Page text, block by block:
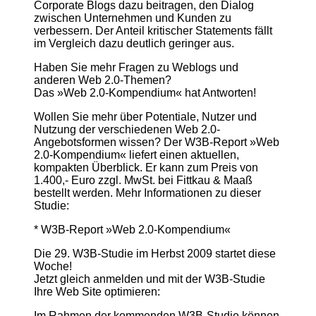
Corporate Blogs dazu beitragen, den Dialog
zwischen Unternehmen und Kunden zu
verbessern. Der Anteil kritischer Statements fällt
im Vergleich dazu deutlich geringer aus.
Haben Sie mehr Fragen zu Weblogs und
anderen Web 2.0-Themen?
Das »Web 2.0-Kompendium« hat Antworten!
Wollen Sie mehr über Potentiale, Nutzer und
Nutzung der verschiedenen Web 2.0-
Angebotsformen wissen? Der W3B-Report »Web
2.0-Kompendium« liefert einen aktuellen,
kompakten Überblick. Er kann zum Preis von
1.400,- Euro zzgl. MwSt. bei Fittkau & Maaß
bestellt werden. Mehr Informationen zu dieser
Studie:
* W3B-Report »Web 2.0-Kompendium«
Die 29. W3B-Studie im Herbst 2009 startet diese
Woche!
Jetzt gleich anmelden und mit der W3B-Studie
Ihre Web Site optimieren: